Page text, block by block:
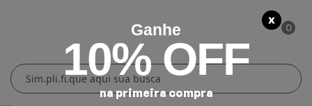
0
X
Ganhe
10% OFF
na primeira compra
Cozinha
Lar
Conforto Térmico
Cuidados Pessoais